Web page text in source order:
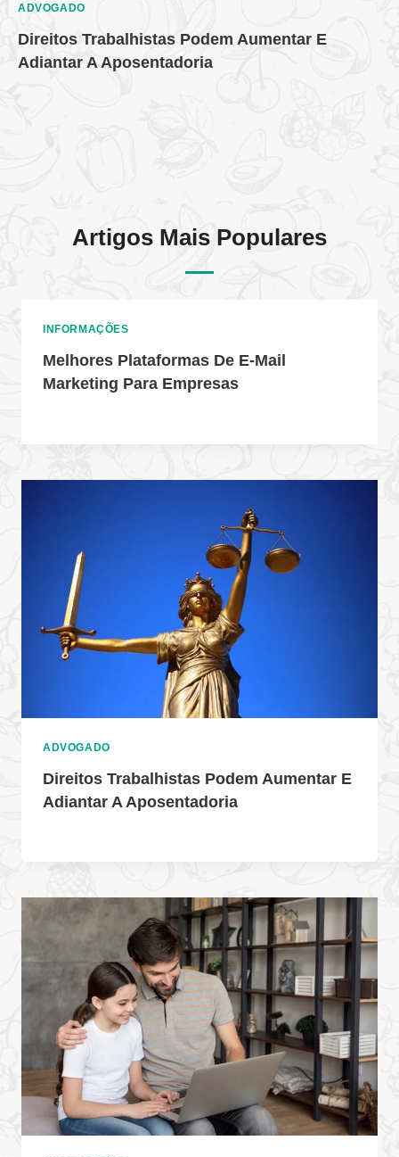
ADVOGADO
Direitos Trabalhistas Podem Aumentar E
Adiantar A Aposentadoria
Artigos Mais Populares
INFORMAÇÕES
Melhores Plataformas De E-Mail
Marketing Para Empresas
ADVOGADO
Direitos Trabalhistas Podem Aumentar E
Adiantar A Aposentadoria